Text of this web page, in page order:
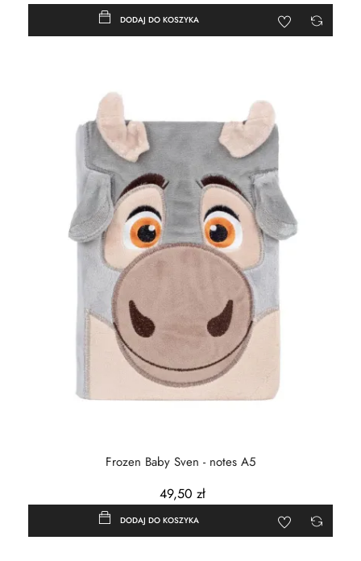
DODAJ DO KOSZYKA
Frozen Baby Sven - notes A5
49,50 zł
DODAJ DO KOSZYKA